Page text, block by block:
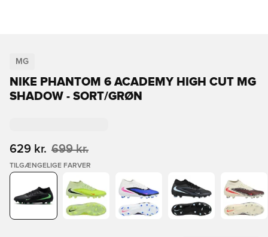
MG
NIKE PHANTOM 6 ACADEMY HIGH CUT MG
SHADOW - SORT/GRØN
629 kr. 699 kr.
TILGÆNGELIGE FARVER